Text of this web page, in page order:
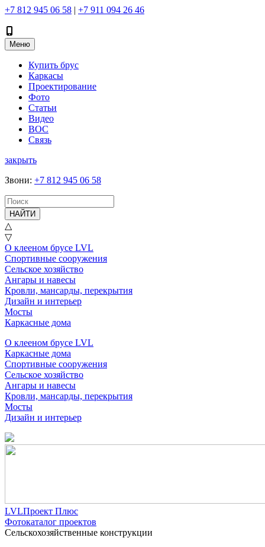
+7 812 945 06 58 | +7 911 094 26 46
Меню
Купить брус
Каркасы
Проектирование
Фото
Статьи
Видео
ВОС
Связь
закрыть
Звони: +7 812 945 06 58
НАЙТИ
△
▽
О клееном брусе LVL
Спортивные сооружения
Сельское хозяйство
Ангары и навесы
Кровли, мансарды, перекрытия
Дизайн и интерьер
Мосты
Каркасные дома
О клееном брусе LVL
Каркасные дома
Спортивные сооружения
Сельское хозяйство
Ангары и навесы
Кровли, мансарды, перекрытия
Мосты
Дизайн и интерьер
LVLПроект Плюс
Фотокаталог проектов
Сельскохозяйственные конструкции